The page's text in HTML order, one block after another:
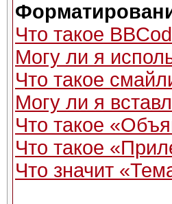
Что такое
Могу ли я
Что такое
Могу ли я
Что такое
Что такое
Что значит